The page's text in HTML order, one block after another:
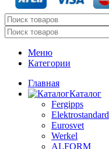
Меню
Категории
Главная
Каталог
Fergipps
Elektrostandard
Eurosvet
Werkel
ALFORM